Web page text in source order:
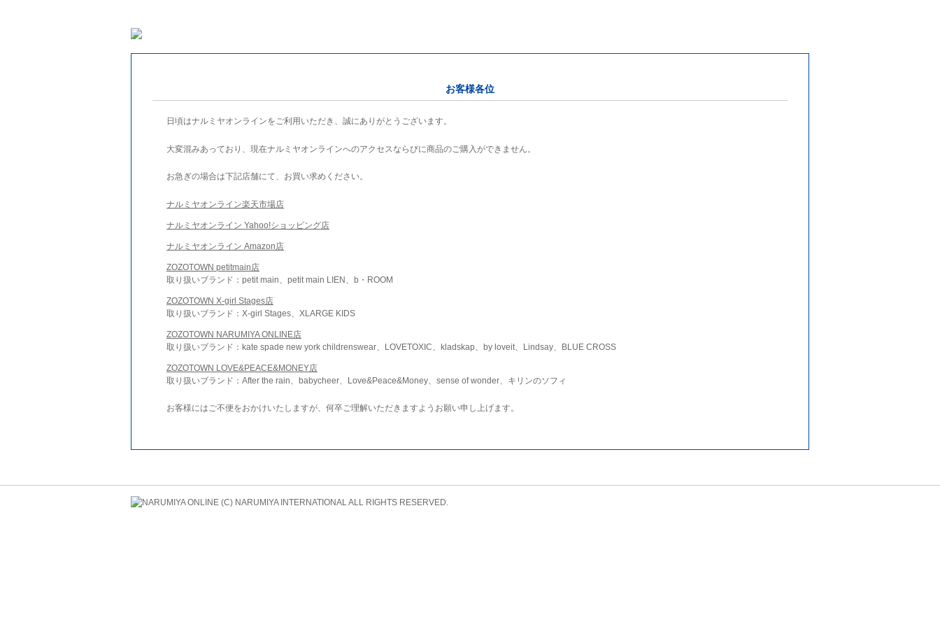
お客様各位
日頃はナルミヤオンラインをご利用いただき、誠にありがとうございます。
大変混みあっており、現在ナルミヤオンラインへのアクセスならびに商品のご購入ができません。
お急ぎの場合は下記店舗にて、お買い求めください。
ナルミヤオンライン楽天市場店
ナルミヤオンライン Yahoo!ショッピング店
ナルミヤオンライン Amazon店
ZOZOTOWN petitmain店
取り扱いブランド：petit main、petit main LIEN、b・ROOM
ZOZOTOWN X-girl Stages店
取り扱いブランド：X-girl Stages、XLARGE KIDS
ZOZOTOWN NARUMIYA ONLINE店
取り扱いブランド：kate spade new york childrenswear、LOVETOXIC、kladskap、by loveit、Lindsay、BLUE CROSS
ZOZOTOWN LOVE&PEACE&MONEY店
取り扱いブランド：After the rain、babycheer、Love&Peace&Money、sense of wonder、キリンのソフィ
お客様にはご不便をおかけいたしますが、何卒ご理解いただきますようお願い申し上げます。